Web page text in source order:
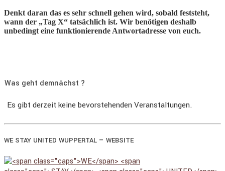
Denkt daran das es sehr schnell gehen wird, sobald feststeht,
wann der „Tag X“ tatsächlich ist. Wir benötigen deshalb
unbedingt eine funktionierende Antwortadresse von euch.
Was geht demnächst ?
Es gibt derzeit keine bevorstehenden Veranstaltungen.
WE STAY UNITED WUPPERTAL – WEBSITE